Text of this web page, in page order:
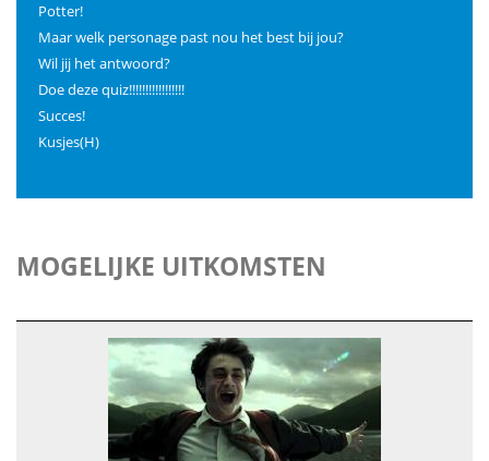
Potter!
Maar welk personage past nou het best bij jou?
Wil jij het antwoord?
Doe deze quiz!!!!!!!!!!!!!!!!!
Succes!
Kusjes(H)
MOGELIJKE UITKOMSTEN